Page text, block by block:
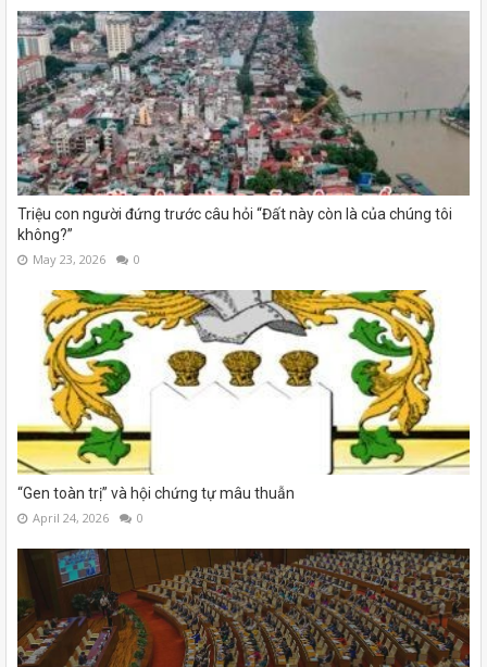
Triệu con người đứng trước câu hỏi “Đất này còn là của chúng tôi
không?”
May 23, 2026 0
“Gen toàn trị” và hội chứng tự mâu thuẫn
April 24, 2026 0